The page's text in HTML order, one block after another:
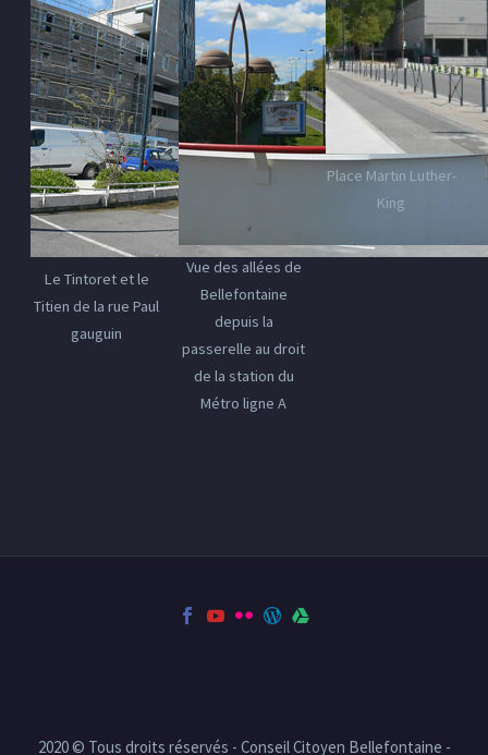
Le Tintoret et le
Titien de la rue Paul
gauguin
Vue des allées de
Bellefontaine
depuis la
passerelle au droit
de la station du
Métro ligne A
Place Martin Luther-
King
2020 © Tous droits réservés - Conseil Citoyen Bellefontaine -